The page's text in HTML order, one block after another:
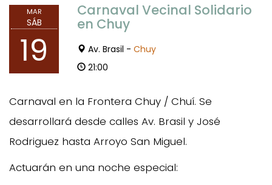
MAR
SÁB
19
Carnaval Vecinal Solidario
en Chuy
Av. Brasil - Chuy
21:00
Carnaval en la Frontera Chuy / Chuí. Se
desarrollará desde calles Av. Brasil y José
Rodriguez hasta Arroyo San Miguel.
Actuarán en una noche especial: